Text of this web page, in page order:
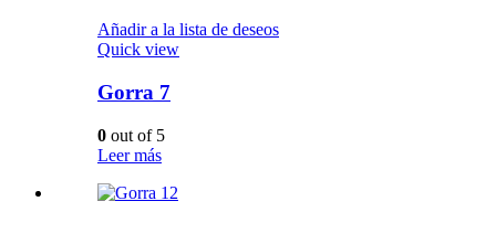
Añadir a la lista de deseos
Quick view
Gorra 7
0 out of 5
Leer más